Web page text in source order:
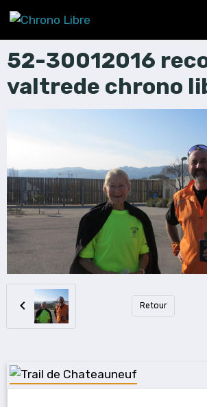
52-30012016
valtrede chrono
Retour